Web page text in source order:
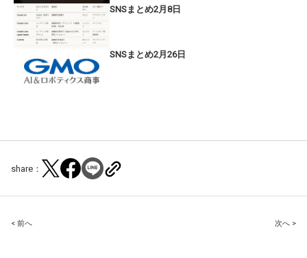
SNSまとめ2月8日
SNSまとめ2月26日
share：
Post
< 前へ 次へ >